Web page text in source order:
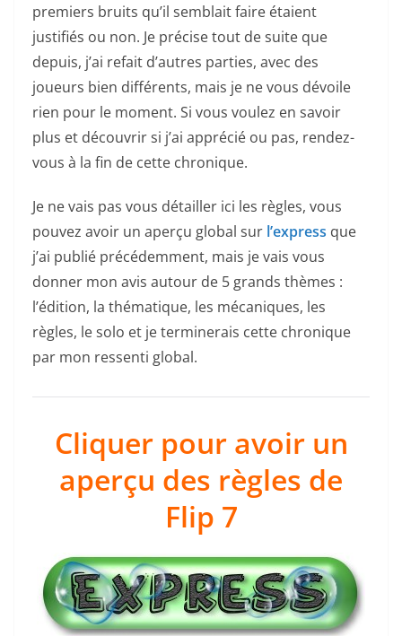
premiers bruits qu’il semblait faire étaient
justifiés ou non. Je précise tout de suite que
depuis, j’ai refait d’autres parties, avec des
joueurs bien différents, mais je ne vous dévoile
rien pour le moment. Si vous voulez en savoir
plus et découvrir si j’ai apprécié ou pas, rendez-
vous à la fin de cette chronique.
Je ne vais pas vous détailler ici les règles, vous
pouvez avoir un aperçu global sur l’express que
j’ai publié précédemment, mais je vais vous
donner mon avis autour de 5 grands thèmes :
l’édition, la thématique, les mécaniques, les
règles, le solo et je terminerais cette chronique
par mon ressenti global.
Cliquer pour avoir un
aperçu des règles de
Flip 7